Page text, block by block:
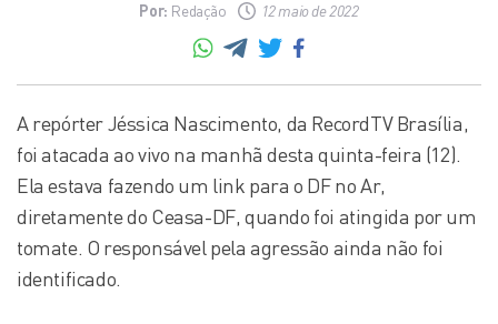
Por: Redação 12 maio de 2022
A repórter Jéssica Nascimento, da RecordTV Brasília,
foi atacada ao vivo na manhã desta quinta-feira (12).
Ela estava fazendo um link para o DF no Ar,
diretamente do Ceasa-DF, quando foi atingida por um
tomate. O responsável pela agressão ainda não foi
identificado.